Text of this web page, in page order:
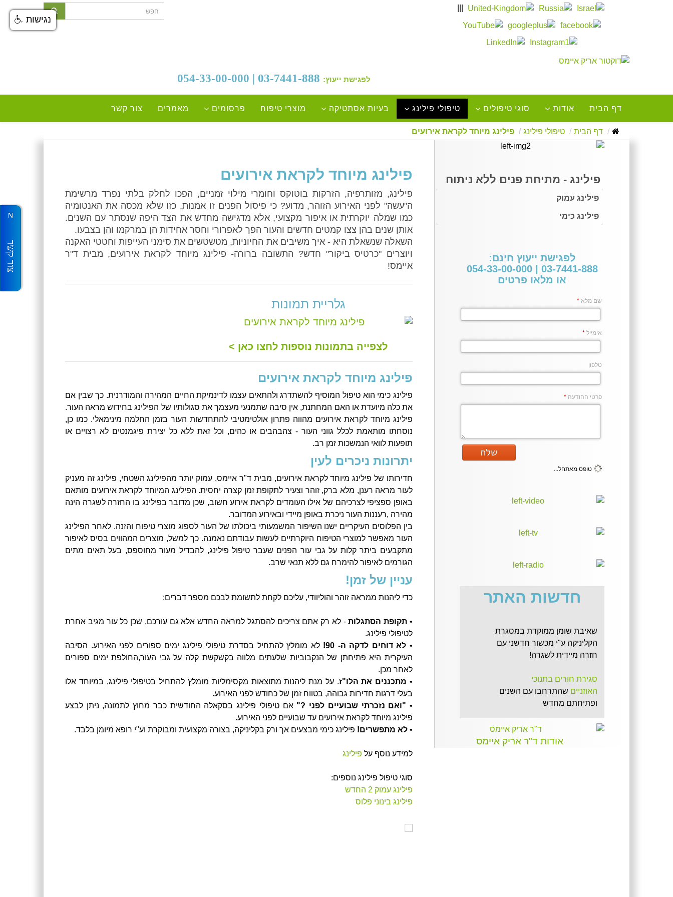
לפגישת ייעוץ:
דף הבית אודות סוגי טיפולים טיפולי פילינג בעיות אסתטיקה מוצרי טיפוח פרסומים מאמרים צור קשר
דף הבית טיפולי פילינג פילינג מיוחד לקראת אירועים
פילינג - מתיחת פנים ללא ניתוח
פילינג עמוק
פילינג כימי
לפגישת ייעוץ חינם:
03-7441-888 | 054-33-00-000
או מלאו פרטים
שם מלא*
אימייל*
טלפון
פרטי ההודעה *
שלח
טופס מאתחל...
חדשות האתר
שאיבת שומן ממוקדת במסגרת
הקליניקה ע"י מכשור חדשני עם
חזרה מיידית לשגרה!
סגירת חורים בתנוכי
האוזניים שהתרחבו עם השנים
ופתיחתם מחדש
הרמת גבות ומתיחת פנים
ללא אשפוז וללא כאבים
אודות ד"ר אריק איימס
פילינג מיוחד לקראת אירועים
פילינג, מזותרפיה, הזרקות בוטוקס וחומרי מילוי זמניים, הפכו לחלק בלתי נפרד מרשימת
ה"עשה" לפני האירוע הזוהר, מדוע? כי פיסול הפנים זו אמנות, כזו שלא מכסה את האנטומיה
כמו שמלה יוקרתית או איפור מקצועי, אלא מדגישה מחדש את הצד היפה שנסתר עם השנים.
אותן שנים בהן צצו קמטים חדשים והעור הפך לאפרורי וחסר אחידות הן במרקמו והן בצבעו.
השאלה שנשאלת היא - איך משיבים את החיוניות, מטשטשים את סימני העייפות וחטטי האקנה
ויוצרים "כרטיס ביקור" חדש? התשובה ברורה- פילינג מיוחד לקראת אירועים, מבית ד"ר
איימס!
גלריית תמונות
לצפייה בתמונות נוספות לחצו כאן >
פילינג מיוחד לקראת אירועים
פילינג כימי הוא טיפול המוסיף להשתדרג ולהתאים עצמו לדינמיקת החיים המהירה והמודרנית. כך שבין אם
את כלה מיועדת או האם המחתנת, אין סיבה שתמנעי מעצמך את סגולותיו של הפילינג בחידוש מראה העור.
פילינג מיוחד לקראת אירועים מהווה פתרון אולטימטיבי להתחדשות העור בזמן החלמה מינימאלי. כמו כן,
נוסחתו מותאמת לכלל גווני העור - צהבהבים או כהים, וכל זאת ללא כל יצירת פיגמנטים לא רצויים או
תופעות לוואי הנמשכות זמן רב.
יתרונות ניכרים לעין
חדירותו של פילינג מיוחד לקראת אירועים, מבית ד"ר איימס, עמוק יותר מהפילינג השטחי, פילינג זה מעניק
לעור מראה רענן, מלא ברק, זוהר וצעיר לתקופת זמן קצרה יחסית. הפילינג המיוחד לקראת אירועים מותאם
באופן ספציפי לצרכיהם של אילו העומדים לקראת אירוע חשוב, שכן מדובר בפילינג בו החזרה לשגרה הינה
מהירה ,רעננות העור ניכרת באופן מיידי ובאירוע המדובר.
בין הפלוסים העיקריים ישנו השיפור המשמעותי ביכולתו של העור לספוג מוצרי טיפוח והזנה. לאחר הפילינג
העור מאפשר למוצרי הטיפוח היוקרתיים לעשות עבודתם נאמנה. כך למשל, מוצרים המהווים בסיס לאיפור
מתקבעים ביתר קלות על גבי עור הפנים שעבר טיפול פילינג, להבדיל מעור מחוספס, בעל תאים מתים
הגורמים לאיפור להימרח גם ללא תנאי שרב.
עניין של זמן!
כדי ליהנות ממראה זוהר והוליוודי, עליכם לקחת לתשומת לבכם מספר דברים:
• תקופת הסתגלות- לא רק אתם צריכים להסתגל למראה החדש אלא גם עורכם, שכן כל עור מגיב אחרת
לטיפולי פילינג.
• לא דוחים לדקה ה- 90!
לא מומלץ להתחיל בסדרת טיפולי פילינג ימים ספורים לפני האירוע. הסיבה
העיקרית היא פתיחתן של הנקבוביות שלעתים מלווה בקשקשת קלה על גבי העור,החולפת ימים ספורים
לאחר מכן.
• מתכננים את הלו"ז. על מנת ליהנות מתוצאות מקסימליות מומלץ להתחיל בטיפולי פילינג, במיוחד אלו
בעלי דרגות חדירות גבוהה, בטווח זמן של כחודש לפני האירוע.
• "ואם נזכרתי שבועיים לפני ?" אם טיפולי פילינג בסקאלה החודשית כבר מחוץ לתמונה, ניתן לבצע
פילינג מיוחד לקראת אירועים עד שבועיים לפני האירוע.
• לא מתפשרים! פילינג כימי מבצעים אך ורק בקליניקה, בצורה מקצועית ומבוקרת וע"י רופא מיומן בלבד.
למידע נוסף על פילינג
סוגי טיפול פילינג נוספים:
פילינג עמוק 2 החדש
פילינג בינוני פלוס
צור קשר
נגישות